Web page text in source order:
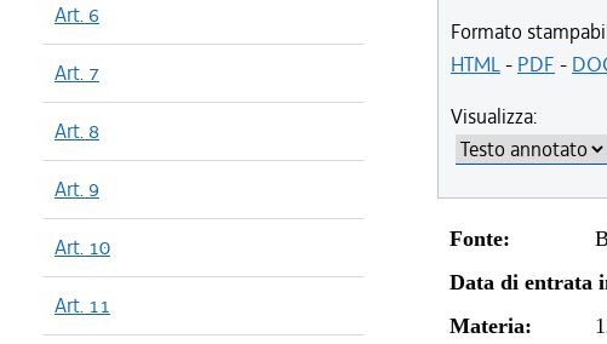
Art. 6
Art. 7
Art. 8
Art. 9
Art. 10
Art. 11
Formato
HTML- PDF -
Visualizza:
Fonte:
Data di entrata
Materia: